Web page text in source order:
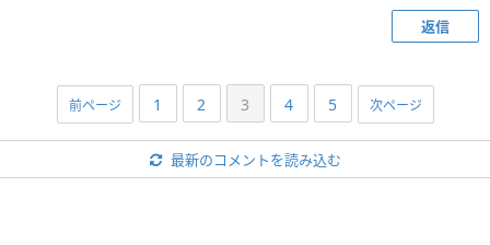
返信
前ページ 1 2 3 4 5 次ページ
最新のコメントを読み込む